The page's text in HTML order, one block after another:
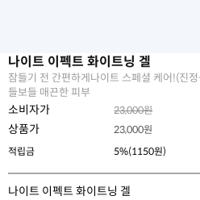
나이트 이펙트 화이트닝 겔
잠들기 전 간편하게나이트 스페셜 케어!(진
들보들 매끈한 피부
소비자가 23,000원
상품가 23,000원
적립금
5%(1150원)
나이트 이펙트 화이트닝 겔